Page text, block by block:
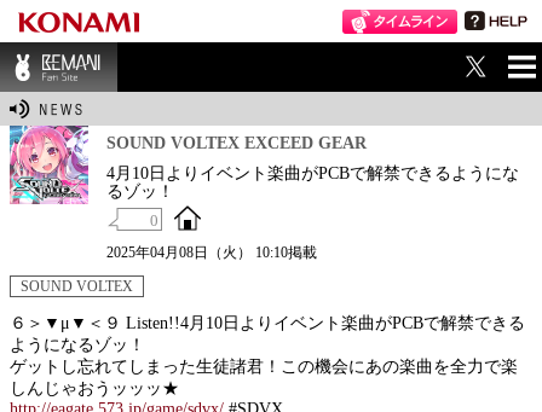
BEMANI Fan Sit
SOUND VOLTEX EXCEED GEAR
4月10日よりイベント楽曲がPCBで解禁できるようにな
るゾッ！
0
2025年04月08日（火） 10:10掲載
SOUND VOLTEX
６＞▼μ▼＜９ Listen!!4月10日よりイベント楽曲がPCBで解禁できる
ようになるゾッ！
ゲットし忘れてしまった生徒諸君！この機会にあの楽曲を全力で楽
しんじゃおうッッッ★